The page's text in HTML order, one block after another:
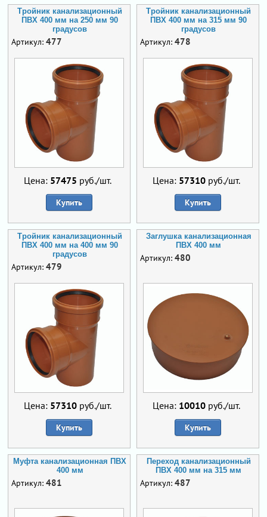
Тройник канализационный
ПВХ 400 мм на 250 мм 90
градусов
Артикул: 477
Цена: 57475 руб./шт.
Купить
Тройник канализационный
ПВХ 400 мм на 315 мм 90
градусов
Артикул: 478
Цена: 57310 руб./шт.
Купить
Тройник канализационный
ПВХ 400 мм на 400 мм 90
градусов
Артикул: 479
Цена: 57310 руб./шт.
Купить
Заглушка канализационная
ПВХ 400 мм
Артикул: 480
Цена: 10010 руб./шт.
Купить
Муфта канализационная ПВХ
400 мм
Артикул: 481
Переход канализационный
ПВХ 400 мм на 315 мм
Артикул: 487